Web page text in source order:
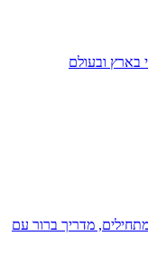
בארץ ובעולם
מדריך ברור עם